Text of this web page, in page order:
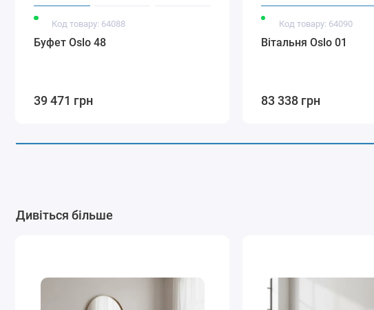
Код товару: 64088
Буфет Oslo 48
39 471 грн
Код товару: 64090
Вітальня Oslo 01
83 338 грн
Дивіться більше